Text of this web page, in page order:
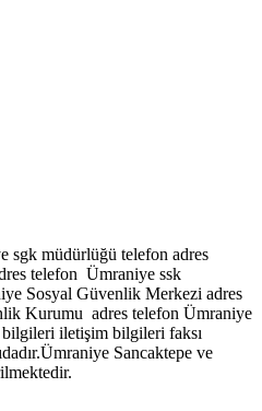
sgk müdürlüğü telefon adres
telefon Ümraniye ssk
Sosyal Güvenlik Merkezi adres
Kurumu adres telefon Ümraniye
iletişim bilgileri faksı
Sancaktepe ve